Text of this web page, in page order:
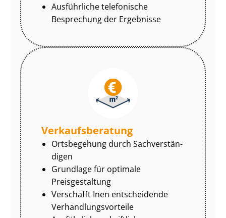
Ausführliche telefonische
Besprechung der Ergebnisse
Ver­kaufs­be­ra­tung
Ortsbegehung durch Sach­ver­stän­
di­gen
Grundlage für optimale
Preisgestaltung
Verschafft Inen entscheidende
Ver­hand­lungs­vor­tei­le